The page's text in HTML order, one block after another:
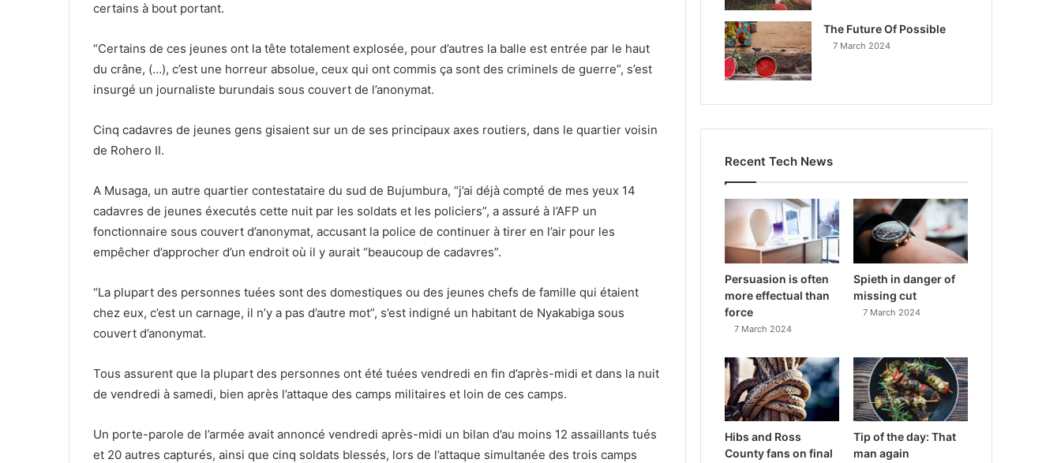
certains à bout portant.
“Certains de ces jeunes ont la tête totalement explosée, pour d’autres la balle est entrée par le haut
du crâne, (…), c’est une horreur absolue, ceux qui ont commis ça sont des criminels de guerre”, s’est
insurgé un journaliste burundais sous couvert de l’anonymat.
Cinq cadavres de jeunes gens gisaient sur un de ses principaux axes routiers, dans le quartier voisin
de Rohero II.
A Musaga, un autre quartier contestataire du sud de Bujumbura, “j’ai déjà compté de mes yeux 14
cadavres de jeunes éxecutés cette nuit par les soldats et les policiers”, a assuré à l’AFP un
fonctionnaire sous couvert d’anonymat, accusant la police de continuer à tirer en l’air pour les
empêcher d’approcher d’un endroit où il y aurait “beaucoup de cadavres”.
“La plupart des personnes tuées sont des domestiques ou des jeunes chefs de famille qui étaient
chez eux, c’est un carnage, il n’y a pas d’autre mot”, s’est indigné un habitant de Nyakabiga sous
couvert d’anonymat.
Tous assurent que la plupart des personnes ont été tuées vendredi en fin d’après-midi et dans la nuit
de vendredi à samedi, bien après l’attaque des camps militaires et loin de ces camps.
Un porte-parole de l’armée avait annoncé vendredi après-midi un bilan d’au moins 12 assaillants tués
et 20 autres capturés, ainsi que cinq soldats blessés, lors de l’attaque simultanée des trois camps
The Future Of Possible
7 March 2024
Recent Tech News
Persuasion is often
more effectual than
force
7 March 2024
Spieth in danger of
missing cut
7 March 2024
Hibs and Ross
County fans on final
Tip of the day: That
man again